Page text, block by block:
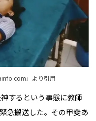
」より引用
するという事態に教師
急搬送した。その甲斐あ